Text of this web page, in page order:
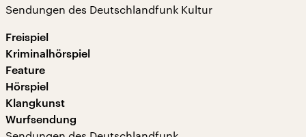
Sendungen des Deutschlandfunk Kultur
Freispiel
Kriminalhörspiel
Feature
Hörspiel
Klangkunst
Wurfsendung